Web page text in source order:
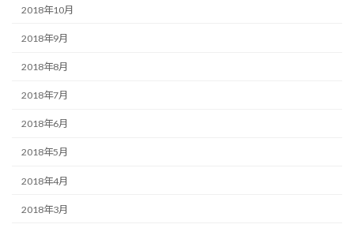
2018年10月
2018年9月
2018年8月
2018年7月
2018年6月
2018年5月
2018年4月
2018年3月